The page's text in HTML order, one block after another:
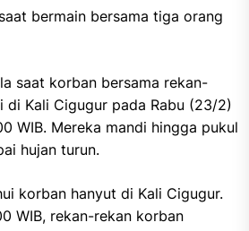
bermain bersama tiga orang
saat korban bersama rekan-
di Kali Cigugur pada Rabu (23/2)
WIB. Mereka mandi hingga pukul
hujan turun.
korban hanyut di Kali Cigugur.
WIB, rekan-rekan korban